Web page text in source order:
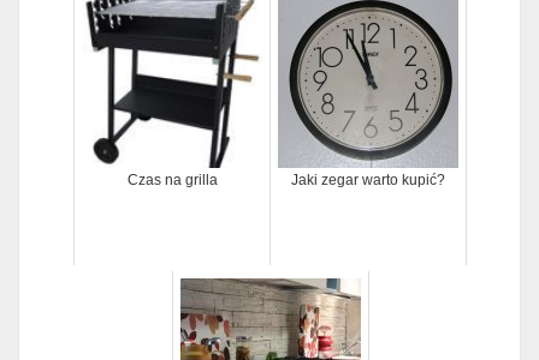
Czas na grilla Jaki zegar warto kupić?